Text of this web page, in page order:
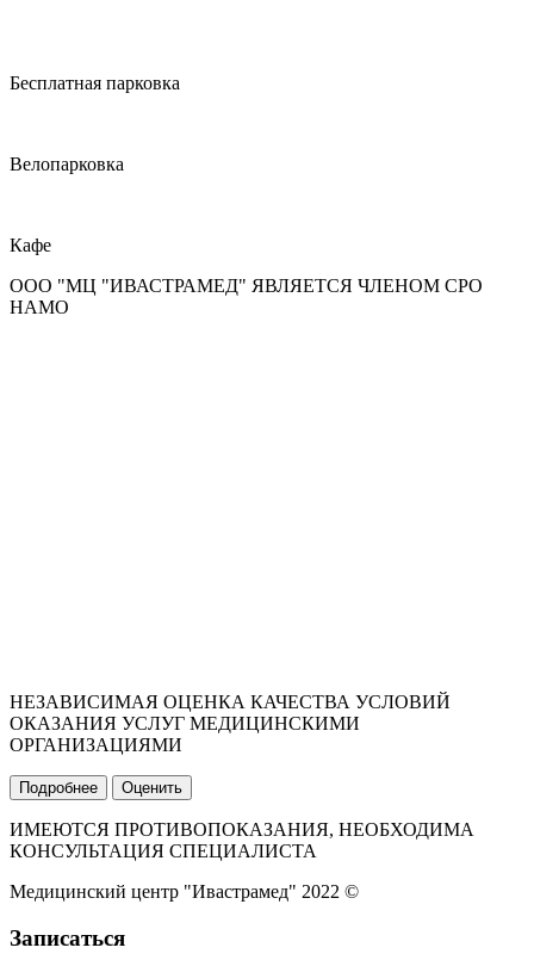
Бесплатная парковка
Велопарковка
Кафе
ООО "МЦ "ИВАСТРАМЕД" ЯВЛЯЕТСЯ ЧЛЕНОМ СРО
НАМО
НЕЗАВИСИМАЯ ОЦЕНКА КАЧЕСТВА УСЛОВИЙ
ОКАЗАНИЯ УСЛУГ МЕДИЦИНСКИМИ
ОРГАНИЗАЦИЯМИ
Подробнее Оценить
ИМЕЮТСЯ ПРОТИВОПОКАЗАНИЯ, НЕОБХОДИМА
КОНСУЛЬТАЦИЯ СПЕЦИАЛИСТА
Медицинский центр "Ивастрамед" 2022 ©
Записаться